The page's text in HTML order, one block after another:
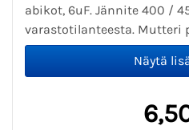
abikot, 6uF. Jännite 400 /
varastotilanteesta. Mutteri